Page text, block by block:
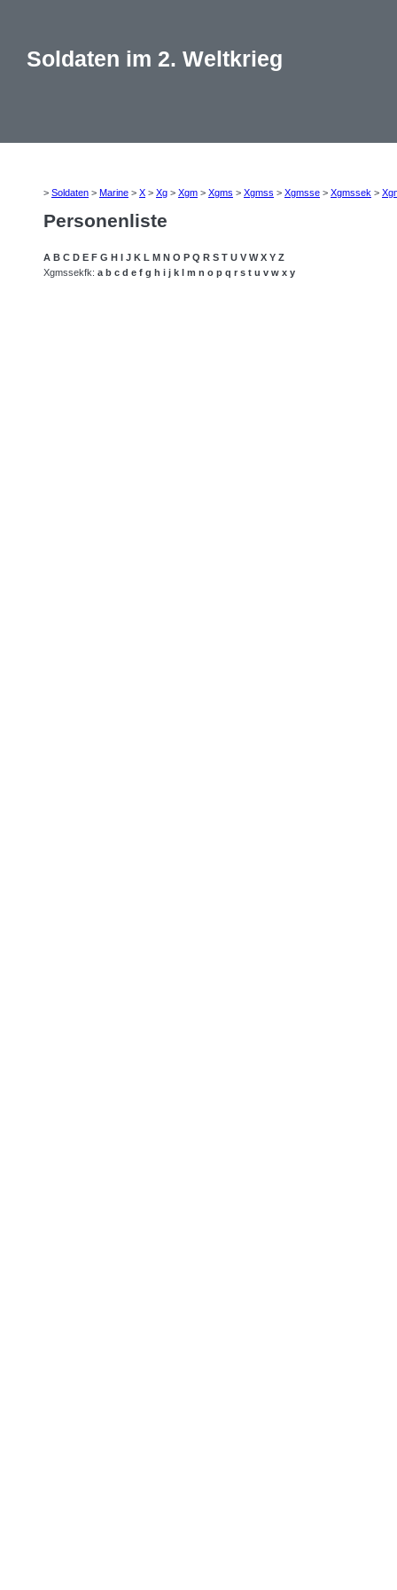
Soldaten im 2. Weltkrieg
> Soldaten > Marine > X > Xg > Xgm > Xgms > Xgmss > Xgmsse > Xgmssek >
Personenliste
A B C D E F G H I J K L M N O P Q R S T U V W X Y Z
Xgmssekfk: a b c d e f g h i j k l m n o p q r s t u v w x y